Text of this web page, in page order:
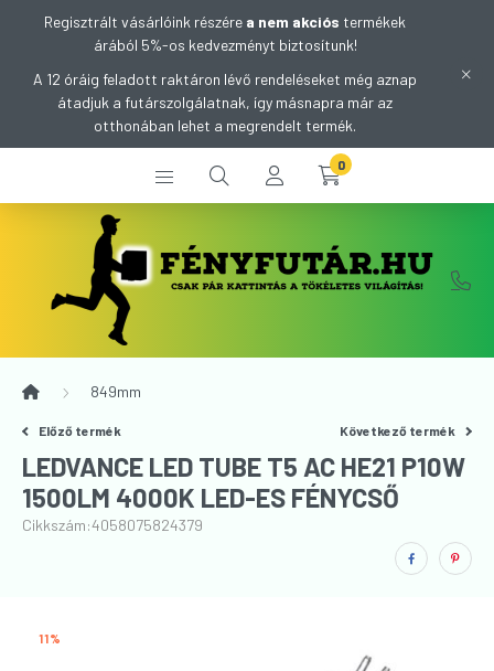
Regisztrált vásárlóink részére a nem akciós termékek
árából 5%-os kedvezményt biztosítunk!
A 12 óráig feladott raktáron lévő rendeléseket még aznap
átadjuk a futárszolgálatnak, így másnapra már az
otthonában lehet a megrendelt termék.
0
849mm
Előző termék Következő termék
LEDVANCE LED TUBE T5 AC HE21 P10W
1500LM 4000K LED-ES FÉNYCSŐ
Cikkszám:4058075824379
11